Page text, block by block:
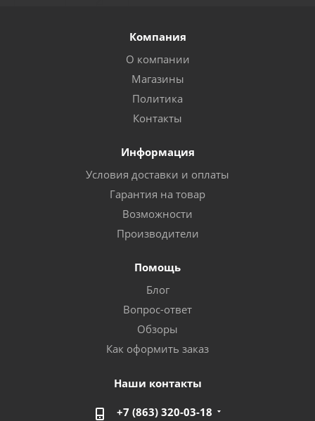
Компания
О компании
Магазины
Политика
Контакты
Информация
Условия доставки и оплаты
Гарантия на товар
Возможности
Производители
Помощь
Блог
Вопрос-ответ
Обзоры
Как оформить заказ
Наши контакты
+7 (863) 320-03-18